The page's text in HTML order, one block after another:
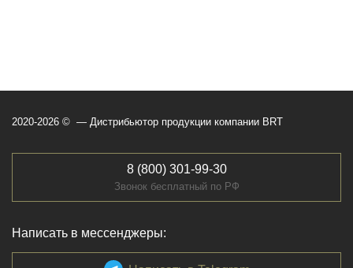
2020-2026 © — Дистрибьютор продукции компании BRT
8 (800) 301-99-30
Звонок бесплатный по РФ
Написать в мессенджеры: